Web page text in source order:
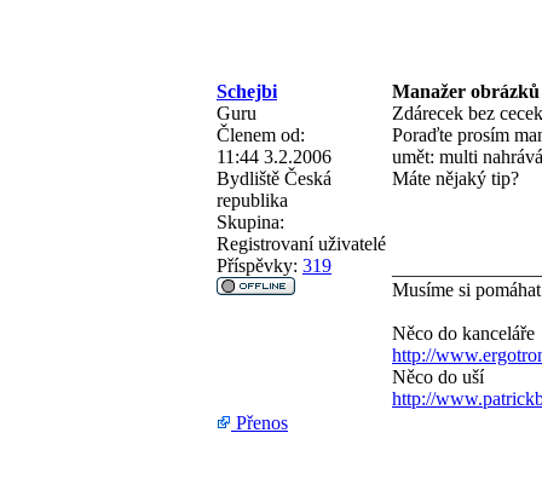
Schejbi
Manažer
Guru
Členem od:
11:44 3.2.2006
Bydliště Česká
republika
Skupina:
Registrovaní uživatelé
Příspěvky: 319
Zdárecek bez
Poraďte prosím
umět: multi
Máte nějaký tip?
Musíme si
Něco do kanceláře
http://
Něco do uší
http://
Přenos